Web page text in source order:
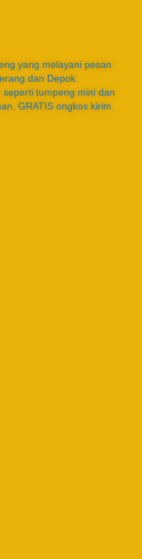
yang melayani pesan
dan Depok.
tumpeng mini dan
GRATIS ongkos kirim.